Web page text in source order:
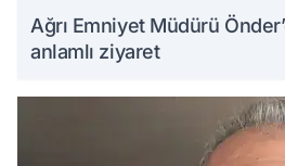
Ağrı Emniyet Müdürü
anlamlı ziyaret